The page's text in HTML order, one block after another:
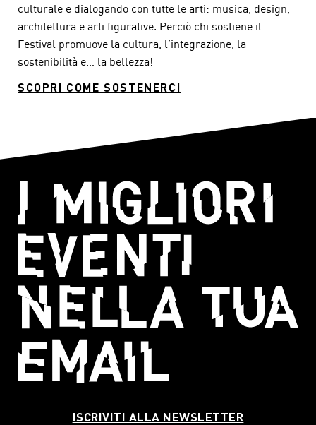
culturale e dialogando con tutte le arti: musica, design,
architettura e arti figurative. Perciò chi sostiene il
Festival promuove la cultura, l’integrazione, la
sostenibilità e… la bellezza!
SCOPRI COME SOSTENERCI
ISCRIVITI ALLA NEWSLETTER